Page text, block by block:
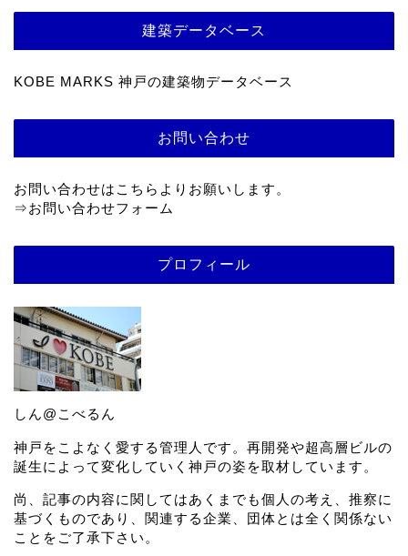
建築データベース
KOBE MARKS 神戸の建築物データベース
お問い合わせ
お問い合わせはこちらよりお願いします。
⇒お問い合わせフォーム
プロフィール
しん@こべるん
神戸をこよなく愛する管理人です。再開発や超高層ビルの
誕生によって変化していく神戸の姿を取材しています。
尚、記事の内容に関してはあくまでも個人の考え、推察に
基づくものであり、関連する企業、団体とは全く関係ない
ことをご了承下さい。